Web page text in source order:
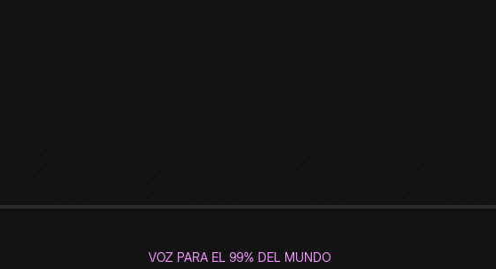
VOZ PARA EL 99% DEL MUNDO